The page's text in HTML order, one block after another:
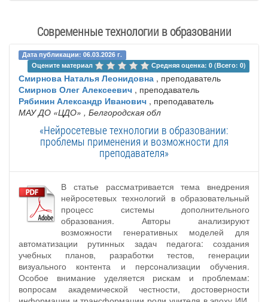
Современные технологии в образовании
Дата публикации: 06.03.2026 г.
Оцените материал
Средняя оценка: 0 (Всего: 0)
Смирнова Наталья Леонидовна , преподаватель
Смирнов Олег Алексеевич , преподаватель
Рябинин Александр Иванович , преподаватель
МАУ ДО «ЦДО» , Белгородская обл
«Нейросетевые технологии в образовании:
проблемы применения и возможности для
преподавателя»
В статье рассматривается тема внедрения
нейросетевых технологий в образовательный
процесс системы дополнительного
образования. Авторы анализируют
возможности генеративных моделей для
автоматизации рутинных задач педагога: создания
учебных планов, разработки тестов, генерации
визуального контента и персонализации обучения.
Особое внимание уделяется рискам и проблемам:
вопросам академической честности, достоверности